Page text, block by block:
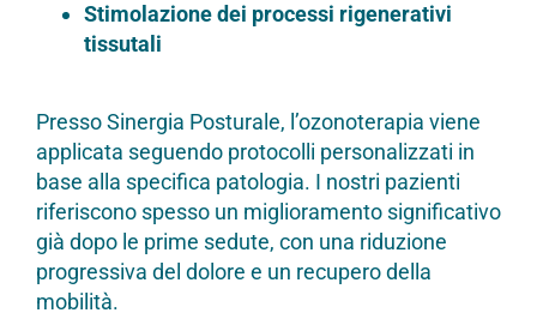
Stimolazione dei processi rigenerativi
tissutali
Presso Sinergia Posturale, l’ozonoterapia viene
applicata seguendo protocolli personalizzati in
base alla specifica patologia. I nostri pazienti
riferiscono spesso un miglioramento significativo
già dopo le prime sedute, con una riduzione
progressiva del dolore e un recupero della
mobilità.